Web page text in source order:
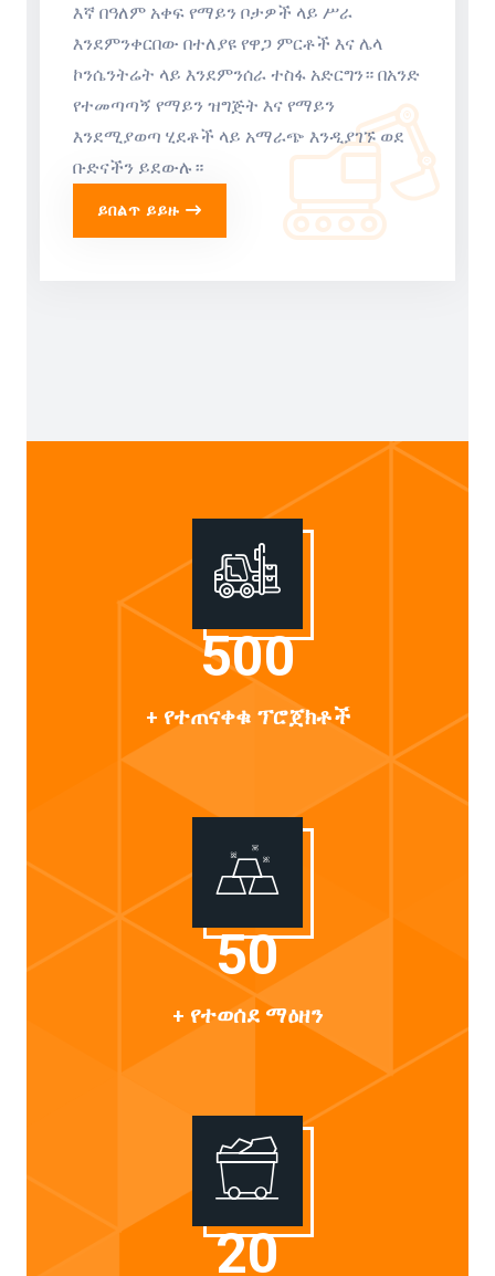
እኛ በዓለም አቀፍ የማይን ቦታዎች ላይ ሥራ
እንደምንቀርበው በተለያዩ የዋጋ ምርቶች እና ሌላ
ኮንሴንትሬት ላይ እንደምንሰራ ተስፋ አድርግን። በአንድ
የተመጣጣኝ የማይን ዝግጅት እና የማይን
እንደሚያወጣ ሂደቶች ላይ አማራጭ እንዲያገኙ ወደ
ቡድናችን ይደውሉ።
ይበልጥ ይይዙ
500
+ የተጠናቀቁ ፕሮጀክቶች
50
+ የተወሰደ ማዕዘን
20